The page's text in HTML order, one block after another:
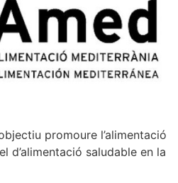
promoure l’alimentació
d’alimentació saludable en la